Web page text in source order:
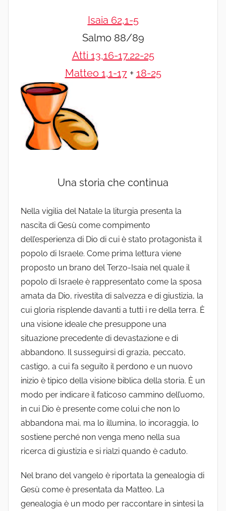
Isaia 62,1-5
Salmo 88/89
Atti 13,16-17.22-25
Matteo 1,1-17+ 18-25
Una storia che continua
Nella vigilia del Natale la liturgia presenta la
nascita di Gesù come compimento
dell’esperienza di Dio di cui è stato protagonista il
popolo di Israele. Come prima lettura viene
proposto un brano del Terzo-Isaia nel quale il
popolo di Israele è rappresentato come la sposa
amata da Dio, rivestita di salvezza e di giustizia, la
cui gloria risplende davanti a tutti i re della terra. È
una visione ideale che presuppone una
situazione precedente di devastazione e di
abbandono. Il susseguirsi di grazia, peccato,
castigo, a cui fa seguito il perdono e un nuovo
inizio è tipico della visione biblica della storia. È un
modo per indicare il faticoso cammino dell’uomo,
in cui Dio è presente come colui che non lo
abbandona mai, ma lo illumina, lo incoraggia, lo
sostiene perché non venga meno nella sua
ricerca di giustizia e si rialzi quando è caduto.
Nel brano del vangelo è riportata la genealogia di
Gesù come è presentata da Matteo. La
genealogia è un modo per raccontare in sintesi la